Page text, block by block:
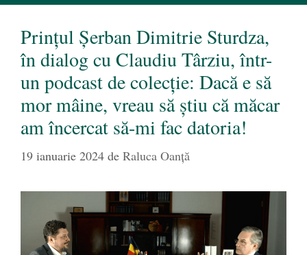
Prințul Șerban Dimitrie Sturdza,
în dialog cu Claudiu Târziu, într-
un podcast de colecție: Dacă e să
mor mâine, vreau să știu că măcar
am încercat să-mi fac datoria!
19 ianuarie 2024 de Raluca Oanță